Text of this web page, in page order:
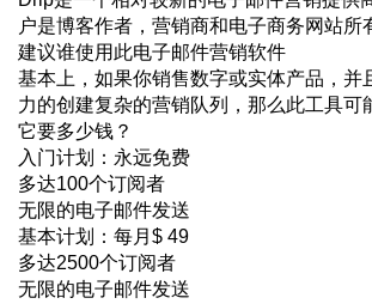
户是博客作者，营销商和电子商务网站所
建议谁使用此电子邮件营销软件
基本上，如果你销售数字或实体产品，并
力的创建复杂的营销队列，那么此工具可
它要多少钱？
入门计划：永远免费
多达100个订阅者
无限的电子邮件发送
基本计划：每月$ 49
多达2500个订阅者
无限的电子邮件发送